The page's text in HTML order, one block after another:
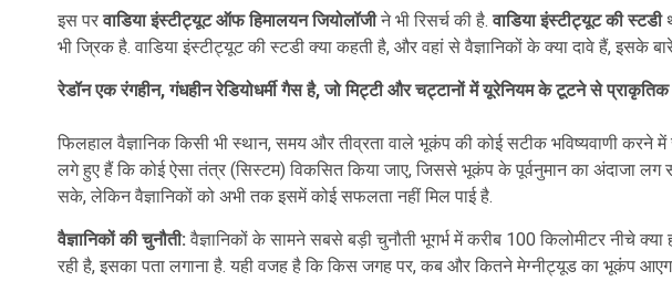
इस परवाडिया इंस्टीट्यूट ऑफ हिमालयन जियोलॉजीने भी रिसर्च की है.वाडिया इंस्टीट्यूट की स्टडी
भी ज्रिक है. वाडिया इंस्टीट्यूट की स्टडी क्या कहती है, और वहां से वैज्ञानिकों के क्या दावे हैं, इसके
रेडॉन एक रंगहीन, गंधहीन रेडियोधर्मी गैस है, जो मिट्टी और चट्टानों में यूरेनियम के टूटने से
फिलहाल वैज्ञानिक किसी भी स्थान, समय और तीव्रता वाले भूकंप की कोई सटीक भविष्यवाणी करने
लगे हुए हैं कि कोई ऐसा तंत्र (सिस्टम) विकसित किया जाए, जिससे भूकंप के पूर्वनुमान का अंदाजा
सके, लेकिन वैज्ञानिकों को अभी तक इसमें कोई सफलता नहीं मिल पाई है.
वैज्ञानिकों की चुनौती: वैज्ञानिकों के सामने सबसे बड़ी चुनौती भूगर्भ में करीब 100 किलोमीटर नीचे
रही है, इसका पता लगाना है. यही वजह है कि किस जगह पर, कब और कितने मेग्नीट्यूड का भूकंप